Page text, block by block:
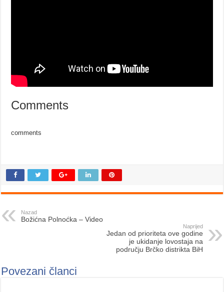
Comments
comments
Nazad
Božićna Polnoćka – Video
Naprijed
Jedan od prioriteta ove godine
je ukidanje lovostaja na
području Brčko distrikta BiH
Povezani članci